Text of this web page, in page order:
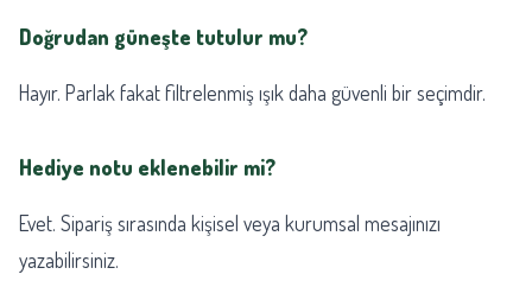
Doğrudan güneşte tutulur mu?
Hayır. Parlak fakat filtrelenmiş ışık daha güvenli bir seçimdir.
Hediye notu eklenebilir mi?
Evet. Sipariş sırasında kişisel veya kurumsal mesajınızı
yazabilirsiniz.